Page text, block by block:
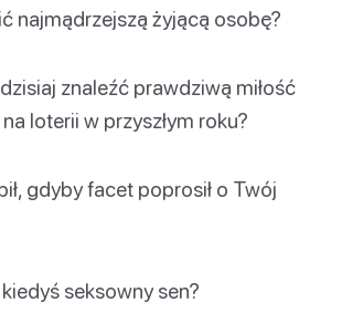
najmądrzejszą żyjącą osobę?
znaleźć prawdziwą miłość
loterii w przyszłym roku?
gdyby facet poprosił o Twój
kiedyś seksowny sen?